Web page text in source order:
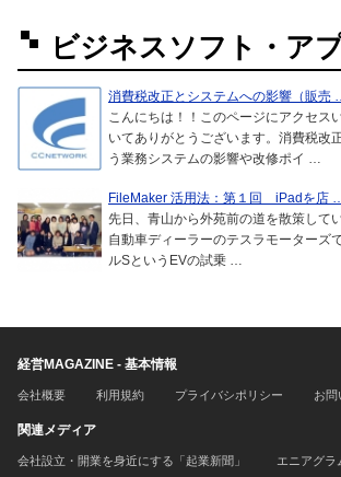
ビジネスソフト・ア
消費税改正とシステムへの影響（販売
こんにちは！！このページにアクセス
いてありがとうございます。消費税改
う業務システムの影響や改修ポイ …
FileMaker 活用法：第１回 iPadを店
先日、青山から外苑前の道を散策して
自動車ディーラーのテスラモーターズ
ルSというEVの試乗 …
経営MAGAZINE - 基本情報
会社概要 利用規約 プライバシポリシー お問
関連メディア
会社設立・開業を身近にする「起業新聞」 エニアグラ